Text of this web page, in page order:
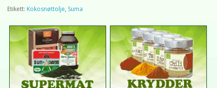
Etikett: Kokosnøttolje, Suma